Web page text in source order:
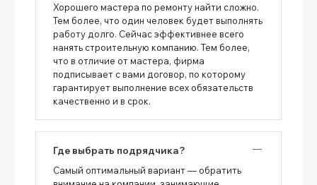
Хорошего мастера по ремонту найти сложно.
Тем более, что один человек будет выполнять
работу долго. Сейчас эффективнее всего
нанять строительную компанию. Тем более,
что в отличие от мастера, фирма
подписывает с вами договор, по которому
гарантирует выполнение всех обязательств
качественно и в срок.
Где выбрать подрядчика?
Самый оптимальный вариант — обратить